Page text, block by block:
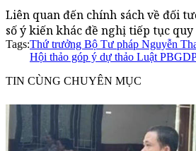
Liên quan đến chính sách về đối
số ý kiến khác đề nghị tiếp tục
Tags:Thứ trưởng Bộ Tư pháp Nguyễn
Hội thảo góp ý dự thảo Luật
TIN CÙNG CHUYÊN MỤC